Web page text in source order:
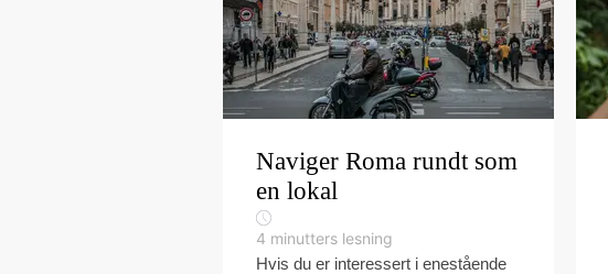
Naviger Roma rundt som
en lokal
4 minutters lesning
Hvis du er interessert i enestående